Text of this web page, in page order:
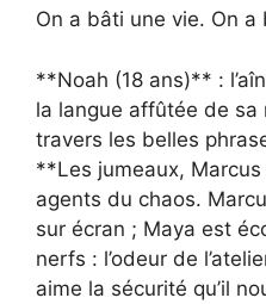
On a bâti une vie. On a
**Noah (18 ans)** :
la langue affûtée de sa
travers les belles
**Les jumeaux,
agents du chaos.
sur écran ; Maya est
nerfs : l’odeur de
aime la sécurité qu’il